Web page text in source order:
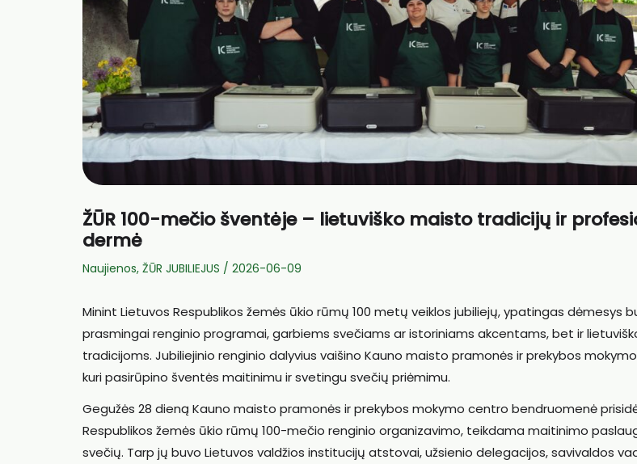
ŽŪR 100-mečio šventėje – lietuviško maisto tradicijų ir
dermė
Naujienos, ŽŪR JUBILIEJUS / 2026-06-09
Minint Lietuvos Respublikos žemės ūkio rūmų 100 metų veiklos jubiliejų, ypatingas dėmesys
prasmingai renginio programai, garbiems svečiams ar istoriniams akcentams, bet ir
tradicijoms. Jubiliejinio renginio dalyvius vaišino Kauno maisto pramonės ir prekybos
kuri pasirūpino šventės maitinimu ir svetingu svečių priėmimu.
Gegužės 28 dieną Kauno maisto pramonės ir prekybos mokymo centro bendruomenė
Respublikos žemės ūkio rūmų 100-mečio renginio organizavimo, teikdama maitinimo
svečių. Tarp jų buvo Lietuvos valdžios institucijų atstovai, užsienio delegacijos, savivaldos